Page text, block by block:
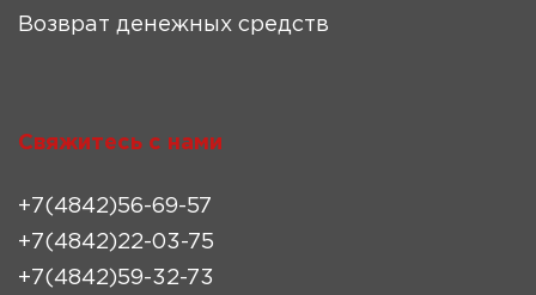
Возврат денежных средств
Свяжитесь с нами
+7(4842)56-69-57
+7(4842)22-03-75
+7(4842)59-32-73